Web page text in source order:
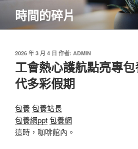
主
時間的碎片
發
佈
於
2026 年 3 月 4 日 作者: ADMIN
工會熱心護航點亮專
代多彩假期
包養包養站長
包養網ppt包養網
這時，咖啡館內。